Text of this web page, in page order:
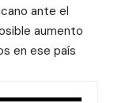
ante el
aumento
en ese país